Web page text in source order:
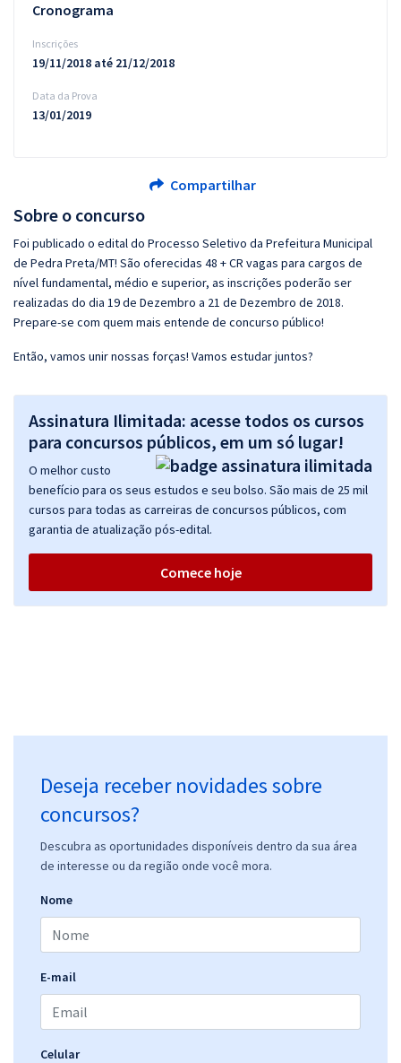
Sobre o concurso
Foi publicado o edital do Processo Seletivo da Prefeitura Municipal
de Pedra Preta/MT! São oferecidas 48 + CR vagas para cargos de
nível fundamental, médio e superior, as inscrições poderão ser
realizadas do dia 19 de Dezembro a 21 de Dezembro de 2018.
Prepare-se com quem mais entende de concurso público!
Então, vamos unir nossas forças! Vamos estudar juntos?
Assinatura Ilimitada: acesse todos os cursos
para concursos públicos, em um só lugar!
O melhor custo
benefício para os seus estudos e seu bolso. São mais de 25 mil
cursos para todas as carreiras de concursos públicos, com
garantia de atualização pós-edital.
Comece hoje
Deseja receber novidades sobre
concursos?
Descubra as oportunidades disponíveis dentro da sua área
de interesse ou da região onde você mora.
Nome
E-mail
Celular
Cronograma
Inscrições
19/11/2018 até 21/12/2018
Data da Prova
13/01/2019
Compartilhar